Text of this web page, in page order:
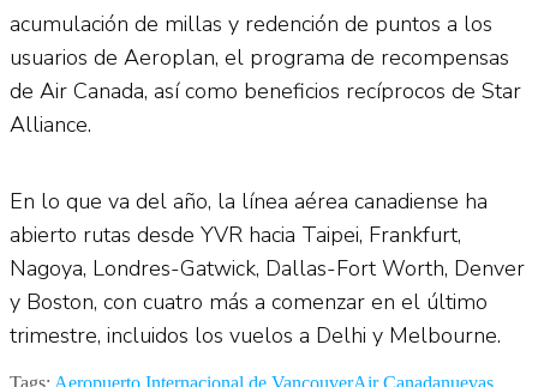
acumulación de millas y redención de puntos a los
usuarios de Aeroplan, el programa de recompensas
de Air Canada, así como beneficios recíprocos de Star
Alliance.
En lo que va del año, la línea aérea canadiense ha
abierto rutas desde YVR hacia Taipei, Frankfurt,
Nagoya, Londres-Gatwick, Dallas-Fort Worth, Denver
y Boston, con cuatro más a comenzar en el último
trimestre, incluidos los vuelos a Delhi y Melbourne.
Tags: Aeropuerto Internacional de VancouverAir Canadanuevas